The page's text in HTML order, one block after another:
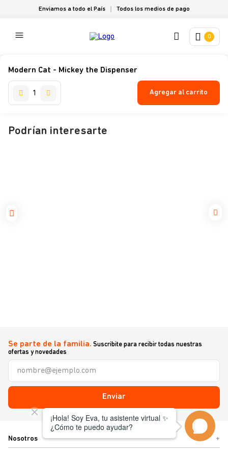
Enviamos a todo el País Todos los medios de pago
0
Modern Cat - Mickey the Dispenser
Agregar al carrito
Podrían interesarte
Se parte de la familia. Suscribite para recibir todas nuestras
ofertas y novedades
Enviar
Nosotros +